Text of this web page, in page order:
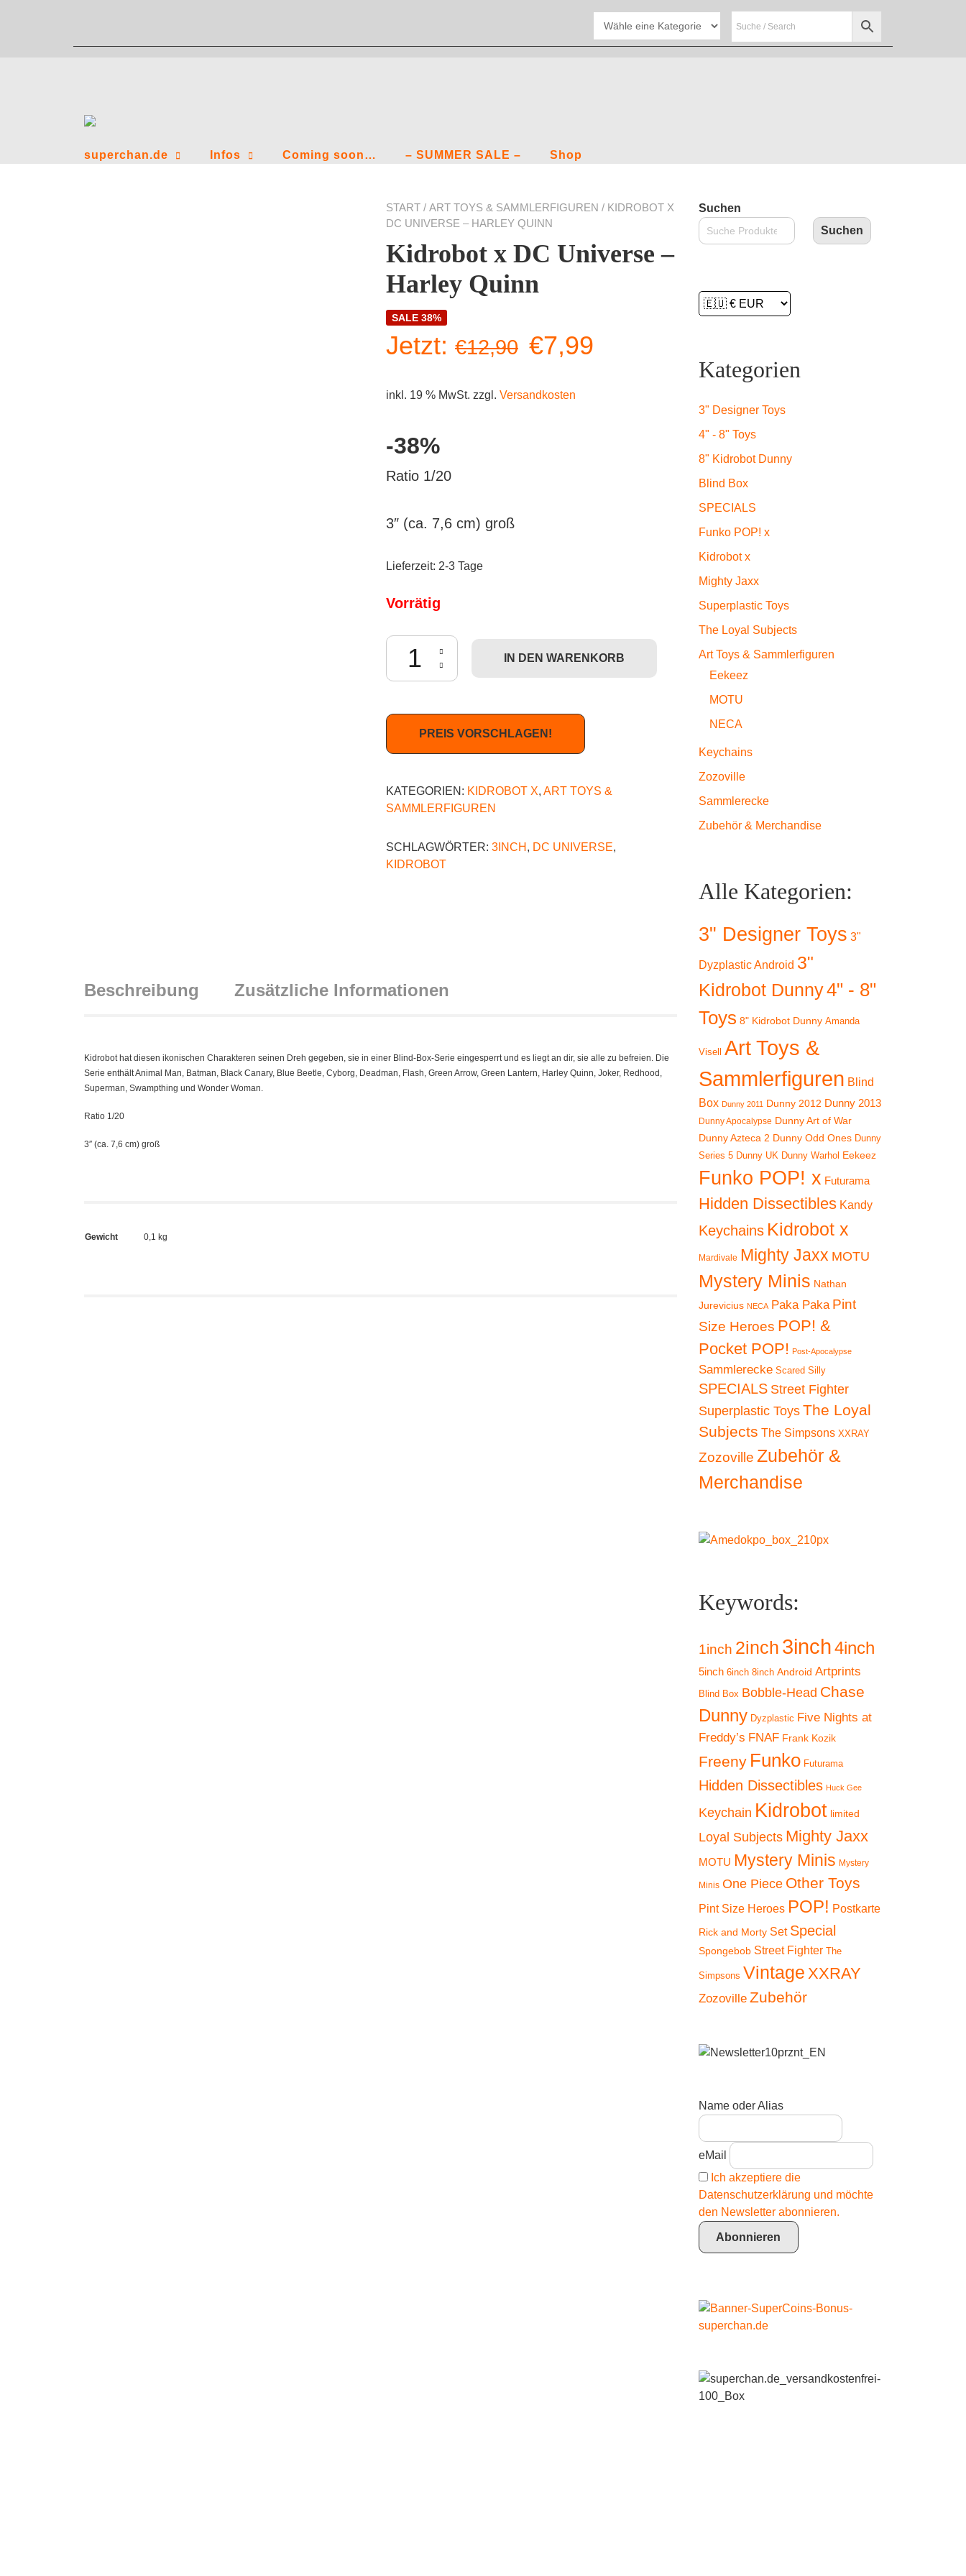
superchan.de Infos Coming soon… – SUMMER SALE – Shop
START / ART TOYS & SAMMLERFIGUREN / KIDROBOT X
DC UNIVERSE – HARLEY QUINN
Kidrobot x DC Universe –
Harley Quinn
SALE 38%
Jetzt: €12,90 Ursprünglicher
Preis
€7,99
inkl. 19 % MwSt. zzgl. Versandkosten
-38%
Ratio 1/20
3″ (ca. 7,6 cm) groß
Lieferzeit: 2-3 Tage
Vorrätig
Kidrobot x DC Universe - Harley Quinn Menge
IN DEN WARENKORB
PREIS VORSCHLAGEN!
KATEGORIEN: KIDROBOT X, ART TOYS &
SAMMLERFIGUREN
SCHLAGWÖRTER: 3INCH , DC UNIVERSE,
KIDROBOT
Beschreibung Zusätzliche Informationen
Kidrobot hat diesen ikonischen Charakteren seinen Dreh gegeben, sie in einer Blind-Box-Serie eingesperrt und es liegt an dir, sie alle zu befreien. Die
Serie enthält Animal Man, Batman, Black Canary, Blue Beetle, Cyborg, Deadman, Flash, Green Arrow, Green Lantern, Harley Quinn, Joker, Redhood,
Superman, Swampthing und Wonder Woman.
Ratio 1/20
3″ (ca. 7,6 cm) groß
Gewicht 0,1 kg
Suchen
Suchen
Kategorien
3" Designer Toys
4" - 8" Toys
8" Kidrobot Dunny
Blind Box
SPECIALS
Funko POP! x
Kidrobot x
Mighty Jaxx
Superplastic Toys
The Loyal Subjects
Art Toys & Sammlerfiguren
Eekeez
MOTU
NECA
Keychains
Zozoville
Sammlerecke
Zubehör & Merchandise
Alle Kategorien:
3" Designer Toys 3"
Dyzplastic Android 3"
Kidrobot Dunny4" - 8"
Toys 8" Kidrobot Dunny Amanda
Visell
Art Toys &
Sammlerfiguren Blind
Box Dunny 2011 Dunny 2012 Dunny 2013
Dunny Apocalypse Dunny Art of War
Dunny Azteca 2 Dunny Odd Ones Dunny
Series 5 Dunny UK Dunny Warhol Eekeez
Funko POP! x Futurama
Hidden Dissectibles Kandy
Keychains Kidrobot x
Mardivale Mighty Jaxx MOTU
Mystery Minis Nathan
Jurevicius NECA Paka Paka Pint
Size Heroes POP! &
Pocket POP! Post-Apocalypse
Sammlerecke Scared Silly
SPECIALS Street Fighter
Superplastic ToysThe Loyal
Subjects The Simpsons XXRAY
Zozoville Zubehör &
Merchandise
Keywords:
1inch 2inch 3inch4inch
5inch 6inch 8inch Android Artprints
Blind Box Bobble-Head Chase
Dunny Dyzplastic Five Nights at
Freddy’s FNAF Frank Kozik
Freeny Funko Futurama
Hidden Dissectibles Huck Gee
Keychain Kidrobot limited
Loyal Subjects Mighty Jaxx
MOTU Mystery Minis Mystery
Minis One Piece Other Toys
Pint Size Heroes POP! Postkarte
Rick and Morty Set Special
Spongebob Street Fighter The
Simpsons Vintage XXRAY
Zozoville Zubehör
Name oder Alias
eMail
Ich akzeptiere die
Datenschutzerklärung und möchte
den Newsletter abonnieren.